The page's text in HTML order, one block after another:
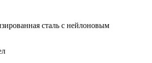
сталь с нейлоновым